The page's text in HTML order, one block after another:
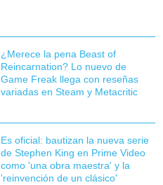
¿Merece la pena Beast of
Reincarnation? Lo nuevo de
Game Freak llega con reseñas
variadas en Steam y Metacritic
Es oficial: bautizan la nueva serie
de Stephen King en Prime Video
como 'una obra maestra' y la
'reinvención de un clásico'